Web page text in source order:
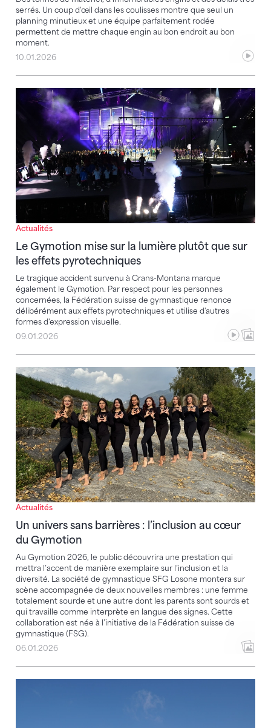
serrés. Un coup d'œil dans les coulisses montre que seul un
planning minutieux et une équipe parfaitement rodée
permettent de mettre chaque engin au bon endroit au bon
moment.
10.01.2026
Actualités
Le Gymotion mise sur la lumière plutôt que sur
les effets pyrotechniques
Le tragique accident survenu à Crans-Montana marque
également le Gymotion. Par respect pour les personnes
concernées, la Fédération suisse de gymnastique renonce
délibérément aux effets pyrotechniques et utilise d'autres
formes d'expression visuelle.
Le Gymotion mise sur la lumière plutôt que sur les
09.01.2026
Actualités
Un univers sans barrières : l’inclusion au cœur
du Gymotion
Au Gymotion 2026, le public découvrira une prestation qui
mettra l’accent de manière exemplaire sur l’inclusion et la
diversité. La société de gymnastique SFG Losone montera sur
scène accompagnée de deux nouvelles membres : une femme
totalement sourde et une autre dont les parents sont sourds et
qui travaille comme interprète en langue des signes. Cette
collaboration est née à l’initiative de la Fédération suisse de
gymnastique (FSG).
Un univers sans barrières : l’inclusion au cœur du
06.01.2026